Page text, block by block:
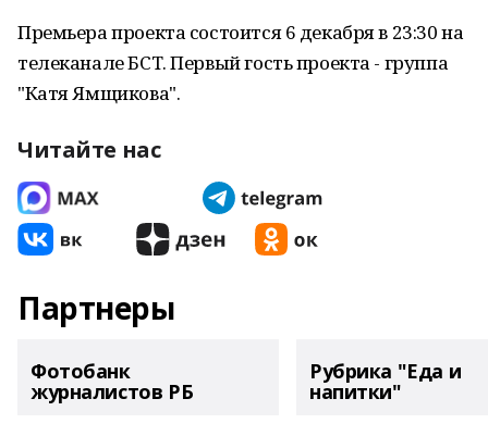
Премьера проекта состоится 6 декабря в 23:30 на
телеканале БСТ. Первый гость проекта - группа
"Катя Ямщикова".
Читайте нас
Партнеры
Фотобанк
журналистов РБ
Рубрика "Еда и
напитки"